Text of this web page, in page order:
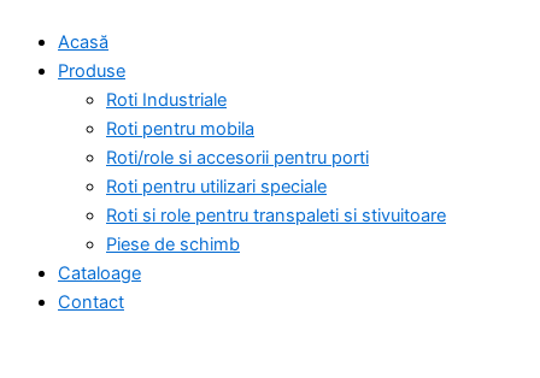
content
Acasă
Produse
Roti Industriale
Roti pentru mobila
Roti/role si accesorii pentru porti
Roti pentru utilizari speciale
Roti si role pentru transpaleti si stivuitoare
Piese de schimb
Cataloage
Contact